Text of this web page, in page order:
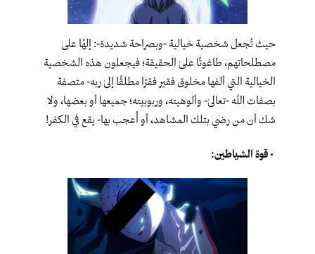
حيث تُجعل شخصية خيالية -وبصراحة شديدة-: إلهًا علىٰ
مصطلحاتهم، طاغوتًا علىٰ الحقيقة؛ فيجعلون هذه الشخصية
الخيالية التي ألفها مخلوق فقير فقرًا مطلقًا إلىٰ ربه- متصفة
بصفات الله -تعالىٰ- وألوهيته، وربوبيته؛ جميعها أو بعضها، ولا
شك أن من رضي بتلك المشاهد، أو أُعجب بها- يقع في الكفر!
• قوة الشياطين: